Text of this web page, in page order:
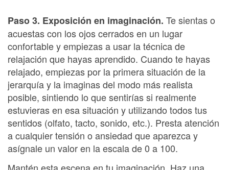
Paso 3. Exposición en imaginación. Te sientas o
acuestas con los ojos cerrados en un lugar
confortable y empiezas a usar la técnica de
relajación que hayas aprendido. Cuando te hayas
relajado, empiezas por la primera situación de la
jerarquía y la imaginas del modo más realista
posible, sintiendo lo que sentirías si realmente
estuvieras en esa situación y utilizando todos tus
sentidos (olfato, tacto, sonido, etc.). Presta atención
a cualquier tensión o ansiedad que aparezca y
asígnale un valor en la escala de 0 a 100.
Mantén esta escena en tu imaginación. Haz una